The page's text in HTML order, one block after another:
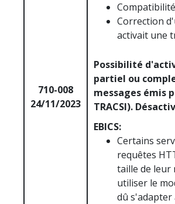
710-008
24/11/2023
Correction
activait une
Possibilité
partiel ou
messages émis
TRACSI).
EBICS:
Certains
requêtes
taille de leur
utiliser le
dû s'adapter